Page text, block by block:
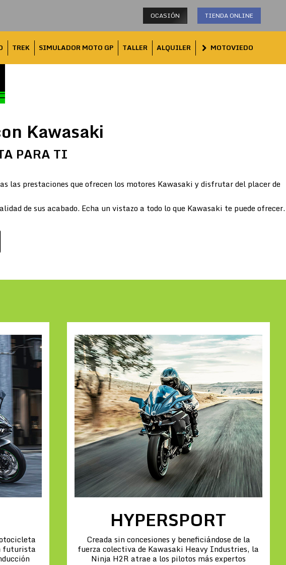
OCASIÓN TIENDA ONLINE
TREK SIMULADOR MOTO GP TALLER ALQUILER MOTOVIEDO
Kawasaki
PARA TI
las prestaciones que ofrecen los motores Kawasaki y disfrutar del placer de
de sus acabado. Echa un vistazo a todo lo que Kawasaki te puede ofrecer.
futurista
HYPERSPORT
Creada sin concesiones y beneficiándose de la
fuerza colectiva de Kawasaki Heavy Industries, la
Ninja H2R atrae a los pilotos más expertos